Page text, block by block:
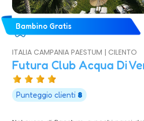
Bambino Gratis
ITALIA CAMPANIA PAESTUM | CILENTO
Futura Club Acqua Di
Punteggio clienti 8